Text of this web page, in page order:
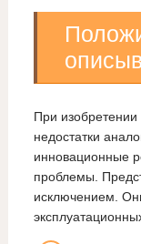
При изобретении
недостатки
инновационные
проблемы.
исключением.